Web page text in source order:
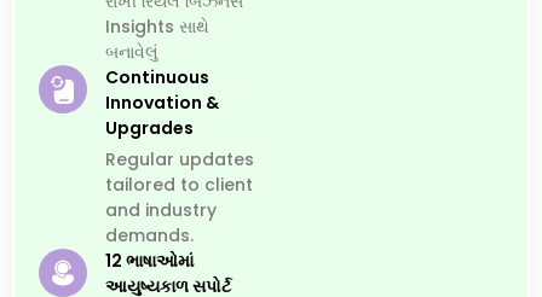
Insights સાથે
બનાવેલું
Continuous
Innovation &
Upgrades
Regular updates
tailored to client
and industry
demands.
12 ભાષાઓમાં
આયુષ્યકાળ સપોર્ટ